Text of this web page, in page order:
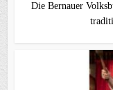
Die Bernauer